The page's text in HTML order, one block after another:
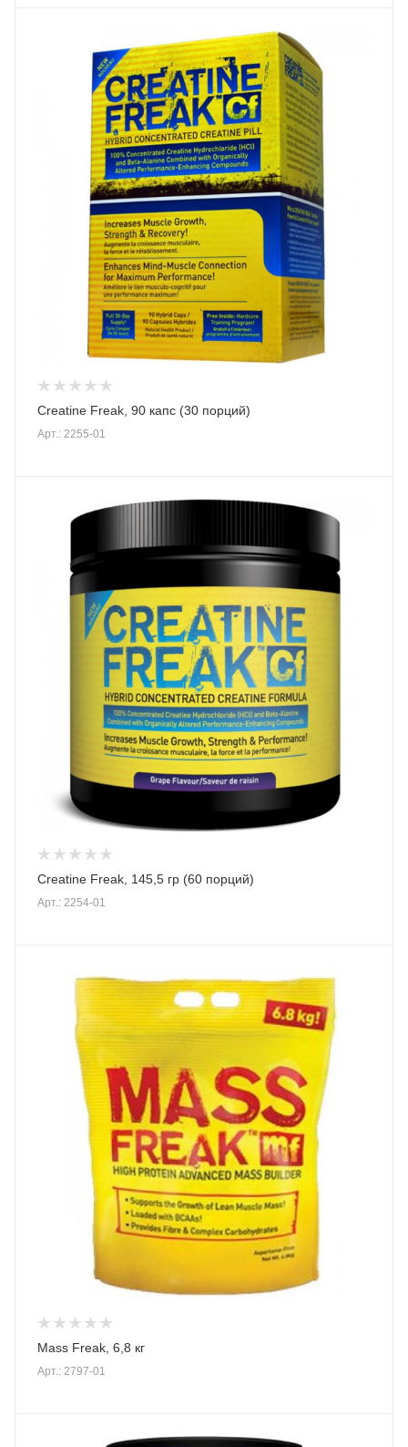
Creatine Freak, 90 капс (30 порций)
Арт.: 2255-01
Creatine Freak, 145,5 гр (60 порций)
Арт.: 2254-01
Mass Freak, 6,8 кг
Арт.: 2797-01